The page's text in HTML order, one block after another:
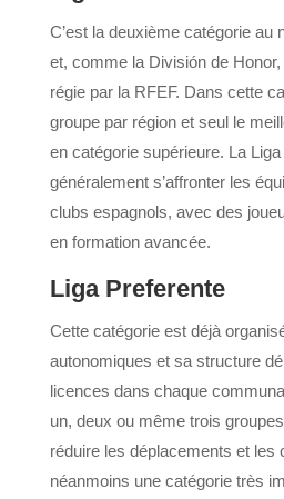
C’est la deuxième catégorie au
et, comme la División de
régie par la RFEF. Dans cette
groupe par région et seul le
en catégorie supérieure. La
généralement s’affronter les
clubs espagnols, avec des
en formation avancée.
Liga Preferente
Cette catégorie est déjà
autonomiques et sa structure
licences dans chaque
un, deux ou même trois
réduire les déplacements et les
néanmoins une catégorie très